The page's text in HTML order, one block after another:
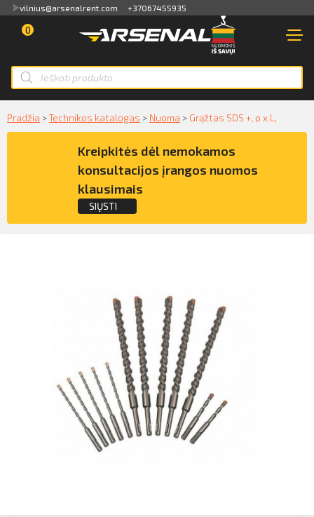
vilnius@arsenalrent.com +37067455935
0 PARDUOTUVĖ NUOMA
PARDAVIMAS
NAUDOTA TECHNIKA
PASLAUGOS
KLIENTAMS
Akti, atlikumi objektos
Mokėjimų sąrašas
Atsijungti
ID card
Pradžia >Technikos katalogas > Nuoma > Grąžtas SDS +, ø x L,
Kreipkitės dėl nemokamos
konsultacijos įrangos nuomos
klausimais
SIŲSTI
SIŲSTI